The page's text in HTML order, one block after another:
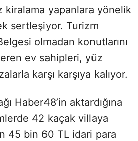
kiralama yapanlara yönelik
sertleşiyor. Turizm
olmadan konutlarını
ev sahipleri, yüz
karşı karşıya kalıyor.
Haber48’in aktardığına
42 kaçak villaya
45 bin 60 TL idari para